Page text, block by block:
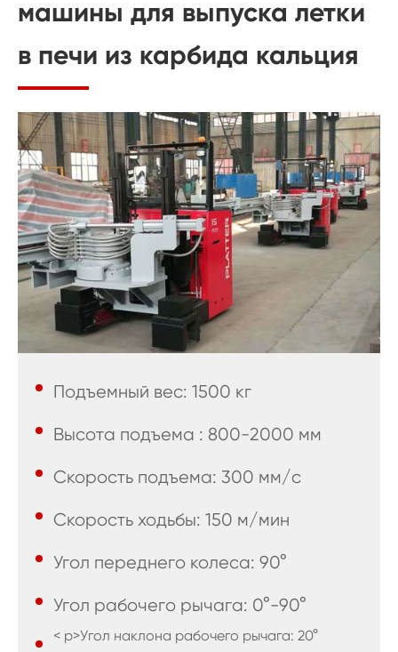
машины для выпуска летки
в печи из карбида кальция
Подъемный вес: 1500 кг
Высота подъема : 800-2000 мм
Скорость подъема: 300 мм/с
Скорость ходьбы: 150 м/мин
Угол переднего колеса: 90°
Угол рабочего рычага: 0°-90°
< p>Угол наклона рабочего рычага: 20°